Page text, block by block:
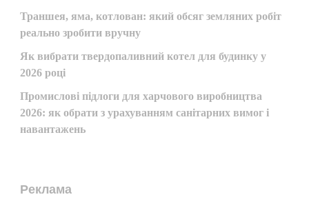
Траншея, яма, котлован: який обсяг земляних робіт
реально зробити вручну
Як вибрати твердопаливний котел для будинку у
2026 році
Промислові підлоги для харчового виробництва
2026: як обрати з урахуванням санітарних вимог і
навантажень
Реклама